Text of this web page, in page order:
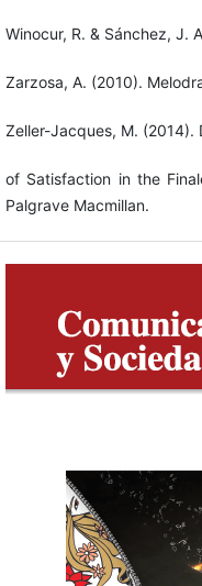
Winocur, R. & Sánchez, J.
Zarzosa, A. (2010).
Zeller-Jacques, M. (2014).
of Satisfaction in the
Palgrave Macmillan.